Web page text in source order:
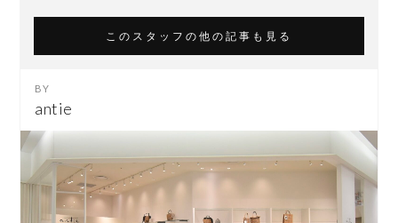
このスタッフの他の記事も見る
antie